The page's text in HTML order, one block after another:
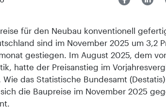
für den Neubau konventionell
sind im November 2025 um 3,2
gestiegen. Im August 2025, dem
hatte der Preisanstieg im
Wie das Statistische Bundesamt
die Baupreise im November 2025